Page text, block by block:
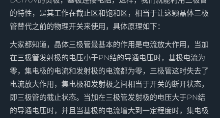
的特性，是其工作在截止区和饱和区，相当于让这颗晶体三极
管替代之前的物理开关来使用，具体原理如下：
大家都知道，晶体三极管最基本的作用是电流放大作用，当加
在三极管发射极的电压小于PN结的导通电压时，基极电流为
零，集电极的电流和发射极的电流都为零，三极管这时失去了
电流放大作用，集电极和发射极之间相当于开关的断开状态，
即三极管的截止状态。当加在三极管发射极的电压大于PN结
的导通电压时，并且当基极的电流增大到一定程度时，集电极